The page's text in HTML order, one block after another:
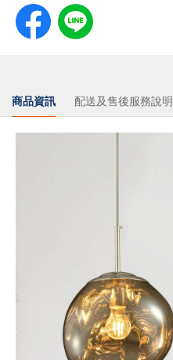
商品資訊 配送及售後服務說明